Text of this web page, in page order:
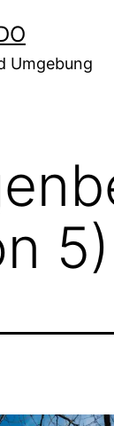
Umgebung
5)